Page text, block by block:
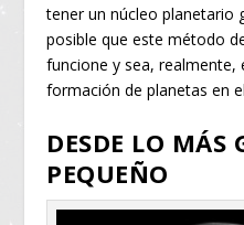
tener un núcleo planetario
posible que este método
funcione y sea, realmente,
formación de planetas en
DESDE LO MÁS
PEQUEÑO